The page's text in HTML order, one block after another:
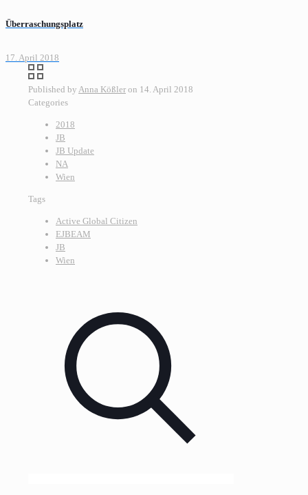
Überraschungsplatz
17. April 2018
Published by Anna Kößler on 14. April 2018
Categories
2018
JB
JB Update
NA
Wien
Tags
Active Global Citizen
EJBEAM
JB
Wien